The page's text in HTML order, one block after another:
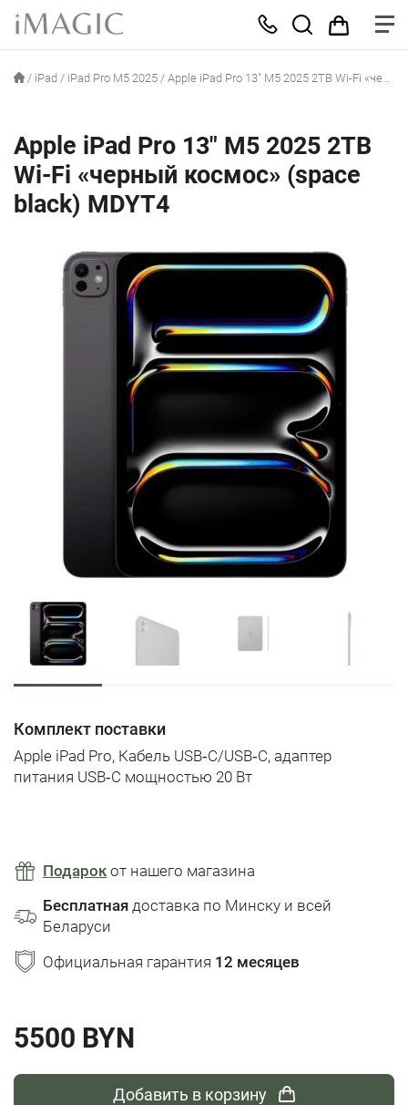
/ iPad / iPad Pro M5 2025 / Apple iPad Pro 13″ M5 2025 2TB Wi-Fi «черный космос» (space black) MDYT4
Apple iPad Pro 13″ M5 2025 2TB
Wi-Fi «черный космос» (space
black) MDYT4
Комплект поставки
Apple iPad Pro, Кабель USB‑C/USB‑C, адаптер
питания USB‑C мощностью 20 Вт
Подарок от нашего магазина
Бесплатная доставка по Минску и всей
Беларуси
Официальная гарантия 12 месяцев
5500 BYN
Добавить в корзину